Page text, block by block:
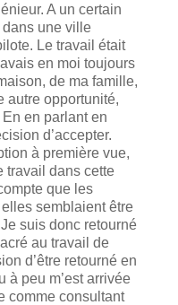
A un certain
dans une ville
Le travail était
en moi toujours
de ma famille,
autre opportunité,
en parlant en
d’accepter.
à première vue,
travail dans cette
que les
semblaient être
suis donc retourné
au travail de
d’être retourné en
à peu m’est arrivée
comme consultant